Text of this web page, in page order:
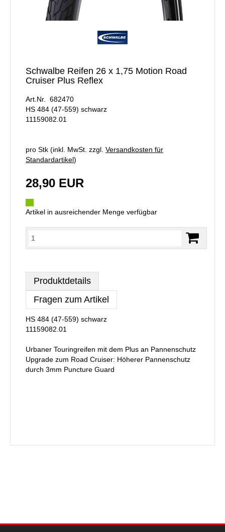
Schwalbe Reifen 26 x 1,75 Motion Road
Cruiser Plus Reflex
Art.Nr. 682470
HS 484 (47-559) schwarz
11159082.01
pro Stk (inkl. MwSt. zzgl. Versandkosten für
Standardartikel)
28,90 EUR
Artikel in ausreichender Menge verfügbar
Produktdetails
Fragen zum Artikel
HS 484 (47-559) schwarz
11159082.01
Urbaner Touringreifen mit dem Plus an Pannenschutz
Upgrade zum Road Cruiser: Höherer Pannenschutz
durch 3mm Puncture Guard